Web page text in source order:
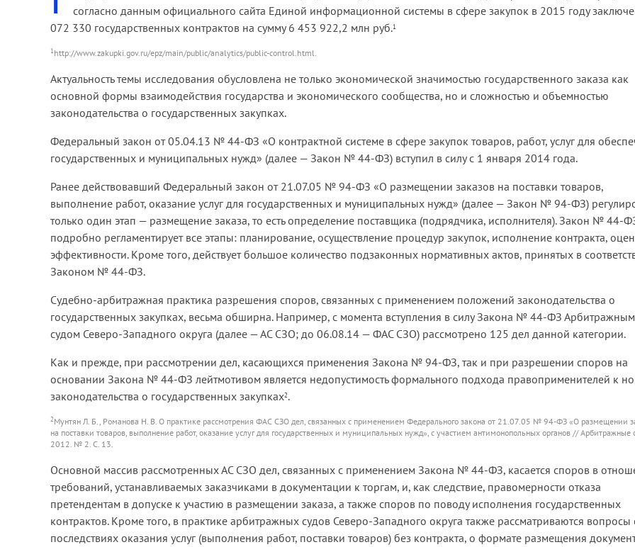
согласно данным официального сайта Единой информационной системы в сфере закупок в 2015 году
072 330 государственных контрактов на сумму 6 453 922,2 млн руб.1
1 http://www.zakupki.gov.ru/epz/main/public/analytics/public-control.html.
Актуальность темы исследования обусловлена не только экономической значимостью государственного заказа как
основной формы взаимодействия государства и экономического сообщества, но и сложностью и объемностью
законодательства о государственных закупках.
Федеральный закон от 05.04.13 № 44-ФЗ «О контрактной системе в сфере закупок товаров, работ, услуг для
государственных и муниципальных нужд» (далее — Закон № 44-ФЗ) вступил в силу с 1 января 2014 года.
Ранее действовавший Федеральный закон от 21.07.05 № 94-ФЗ «О размещении заказов на поставки товаров,
выполнение работ, оказание услуг для государственных и муниципальных нужд» (далее — Закон № 94-ФЗ)
только один этап — размещение заказа, то есть определение поставщика (подрядчика, исполнителя). Закон № 44-
подробно регламентирует все этапы: планирование, осуществление процедур закупок, исполнение контракта,
эффективности. Кроме того, действует большое количество подзаконных нормативных актов, принятых в
Законом № 44-ФЗ.
Судебно-арбитражная практика разрешения споров, связанных с применением положений законодательства о
государственных закупках, весьма обширна. Например, с момента вступления в силу Закона № 44-ФЗ Арбитражным
судом Северо-Западного округа (далее — АС СЗО; до 06.08.14 — ФАС СЗО) рассмотрено 125 дел данной категории.
Как и прежде, при рассмотрении дел, касающихся применения Закона № 94-ФЗ, так и при разрешении споров на
основании Закона № 44-ФЗ лейтмотивом является недопустимость формального подхода правоприменителей к
законодательства о государственных закупках2.
2Мунтян Л. Б., Романова Н. В. О практике рассмотрения ФАС СЗО дел, связанных с применением Федерального закона от 21.07.05 № 94-ФЗ «О размещении
на поставки товаров, выполнение работ, оказание услуг для государственных и муниципальных нужд», с участием антимонопольных органов // Арбитражные
2012. № 2. С. 13.
Основной массив рассмотренных АС СЗО дел, связанных с применением Закона № 44-ФЗ, касается споров в
требований, устанавливаемых заказчиками в документации к торгам, и, как следствие, правомерности отказа
претендентам в допуске к участию в размещении заказа, а также споров по поводу исполнения государственных
контрактов. Кроме того, в практике арбитражных судов Северо-Западного округа также рассматриваются вопросы
последствиях оказания услуг (выполнения работ, поставки товаров) без контракта, о формате размещения